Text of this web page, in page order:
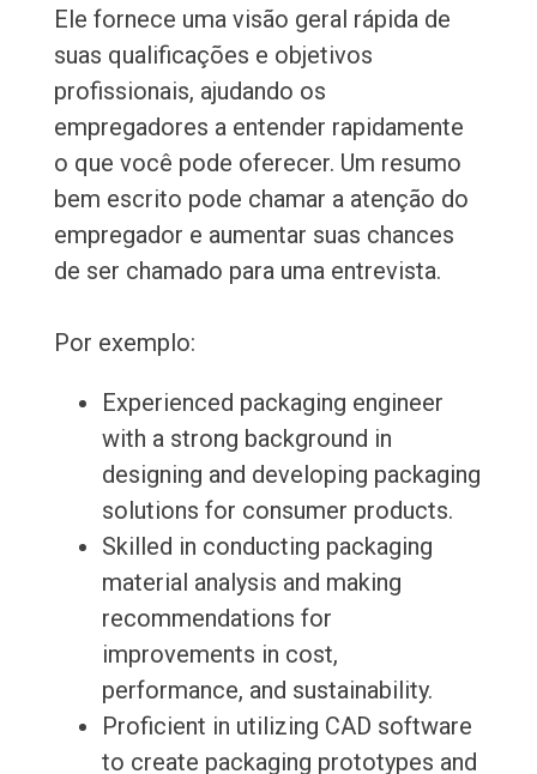
Ele fornece uma visão geral rápida de
suas qualificações e objetivos
profissionais, ajudando os
empregadores a entender rapidamente
o que você pode oferecer. Um resumo
bem escrito pode chamar a atenção do
empregador e aumentar suas chances
de ser chamado para uma entrevista.
Por exemplo:
Experienced packaging engineer
with a strong background in
designing and developing packaging
solutions for consumer products.
Skilled in conducting packaging
material analysis and making
recommendations for
improvements in cost,
performance, and sustainability.
Proficient in utilizing CAD software
to create packaging prototypes and